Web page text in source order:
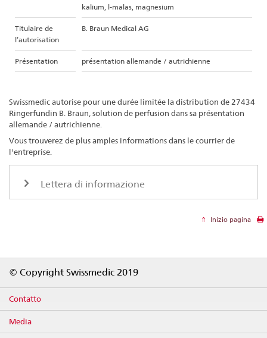
kalium, l-malas, magnesium
Titulaire de
l’autorisation
B. Braun Medical AG
Présentation présentation allemande / autrichienne
Swissmedic autorise pour une durée limitée la distribution de 27434
Ringerfundin B. Braun, solution de perfusion dans sa présentation
allemande / autrichienne.
Vous trouverez de plus amples informations dans le courrier de
l'entreprise.
Lettera di informazione
Inizio pagina
© Copyright Swissmedic 2019
Contatto
Media